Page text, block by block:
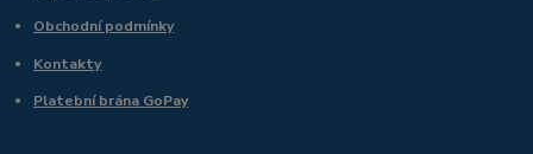
Obchodní podmínky
Kontakty
Platební brána GoPay